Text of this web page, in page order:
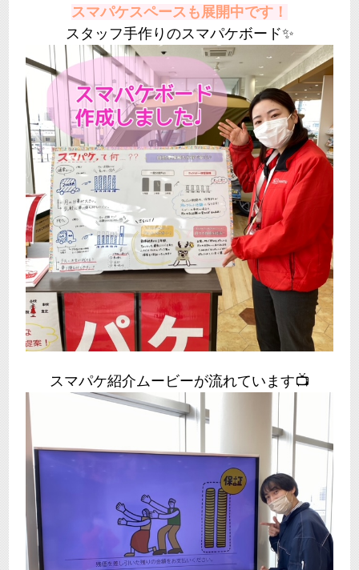
スマパケスペースも展開中です！
スタッフ手作りのスマパケボード✨
スマパケ紹介ムービーが流れています📺